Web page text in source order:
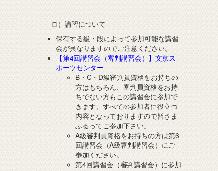
ロ）講習について
保有する級・段によって参加可能な講習
会が異なりますのでご注意ください。
【第4回講習会（審判講習会）】文京ス
ポーツセンター
B・C・D級審判員資格をお持ちの
方はもちろん、審判員資格をお持
ちでない方もこの講習会に参加で
きます。すべての参加者に役立つ
内容となっておりますので皆さま
ふるってご参加下さい。
A級審判員資格をお持ちの方は第6
回講習会（A級審判講習会）にご
参加ください。
第4回講習会（審判講習会）に参加